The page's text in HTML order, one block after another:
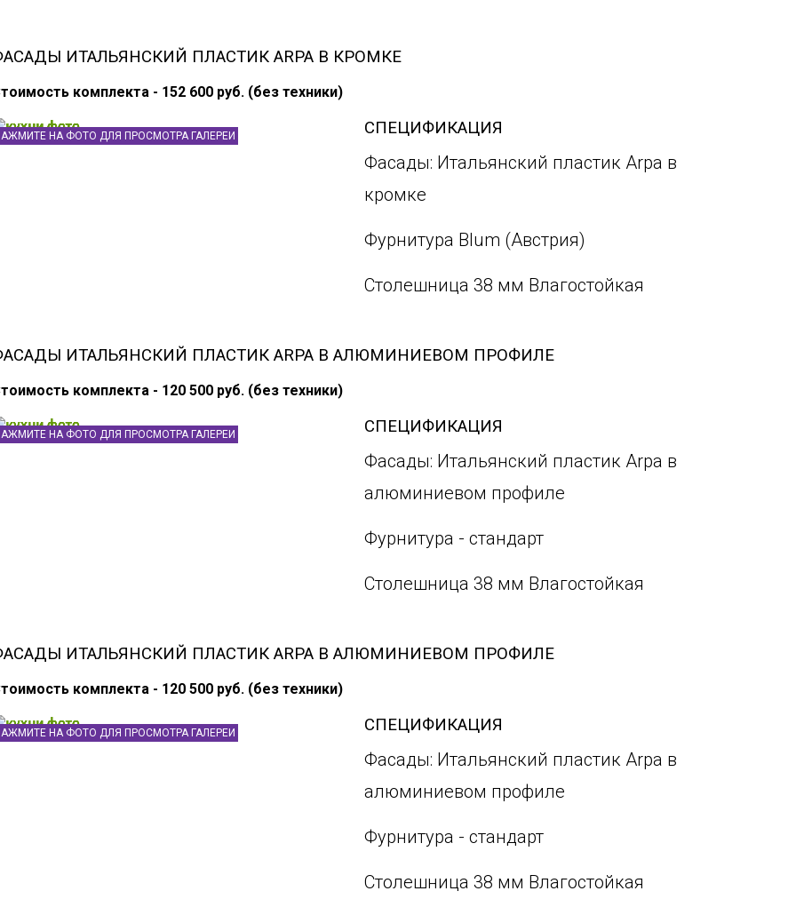
ИТАЛЬЯНСКИЙ ПЛАСТИК ARPA В КРОМКЕ
комплекта - 152 600 руб. (без техники)
НА ФОТО ДЛЯ ПРОСМОТРА ГАЛЕРЕИ СПЕЦИФИКАЦИЯ
Фасады: Итальянский пластик Arpa в
кромке
Фурнитура Blum (Австрия)
Столешница 38 мм Влагостойкая
ИТАЛЬЯНСКИЙ ПЛАСТИК ARPA В АЛЮМИНИЕВОМ ПРОФИЛЕ
комплекта - 120 500 руб. (без техники)
НА ФОТО ДЛЯ ПРОСМОТРА ГАЛЕРЕИ СПЕЦИФИКАЦИЯ
Фасады: Итальянский пластик Arpa в
алюминиевом профиле
Фурнитура - стандарт
Столешница 38 мм Влагостойкая
ИТАЛЬЯНСКИЙ ПЛАСТИК ARPA В АЛЮМИНИЕВОМ ПРОФИЛЕ
комплекта - 120 500 руб. (без техники)
НА ФОТО ДЛЯ ПРОСМОТРА ГАЛЕРЕИ СПЕЦИФИКАЦИЯ
Фасады: Итальянский пластик Arpa в
алюминиевом профиле
Фурнитура - стандарт
Столешница 38 мм Влагостойкая